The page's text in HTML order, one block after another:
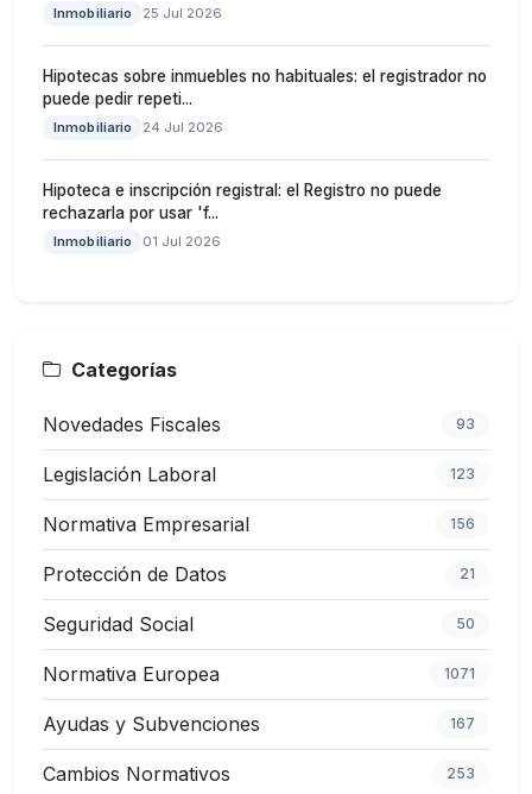
Inmobiliario 25 Jul 2026
Hipotecas sobre inmuebles no habituales: el registrador no
puede pedir repeti...
Inmobiliario 24 Jul 2026
Hipoteca e inscripción registral: el Registro no puede
rechazarla por usar 'f...
Inmobiliario 01 Jul 2026
Categorías
Novedades Fiscales 93
Legislación Laboral 123
Normativa Empresarial 156
Protección de Datos 21
Seguridad Social 50
Normativa Europea 1071
Ayudas y Subvenciones 167
Cambios Normativos 253